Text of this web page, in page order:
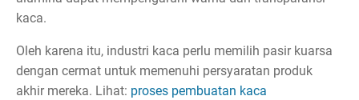
kaca.
Oleh karena itu, industri kaca perlu memilih pasir kuarsa
dengan cermat untuk memenuhi persyaratan produk
akhir mereka. Lihat: proses pembuatan kaca